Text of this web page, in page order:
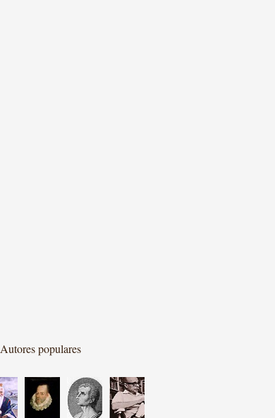
Autores populares